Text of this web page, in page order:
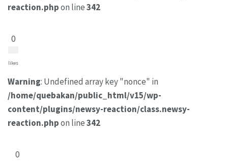
reaction.phpon line342
0
likes
Warning: Undefined array key "nonce" in
/home/quebakan/public_html/v15/wp-
content/plugins/newsy-reaction/class.newsy-
reaction.phpon line342
0